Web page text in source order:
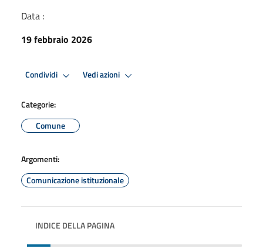
Data :
19 febbraio 2026
Condividi Vedi azioni
Categorie:
Comune
Argomenti:
Comunicazione istituzionale
INDICE DELLA PAGINA